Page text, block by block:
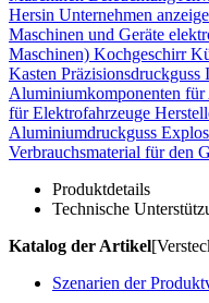
Hersin Unternehmen
Maschinen und Geräte
Maschinen) Kochgeschirr
Kasten Präzisionsdruckguss
Aluminiumkomponenten
für Elektrofahrzeuge
Aluminiumdruckguss
Verbrauchsmaterial für den
Produktdetails
Technische
Katalog der Artikel
Szenarien der